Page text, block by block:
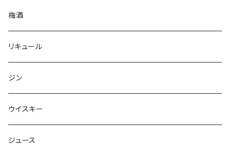
梅酒
リキュール
ジン
ウイスキー
ジュース